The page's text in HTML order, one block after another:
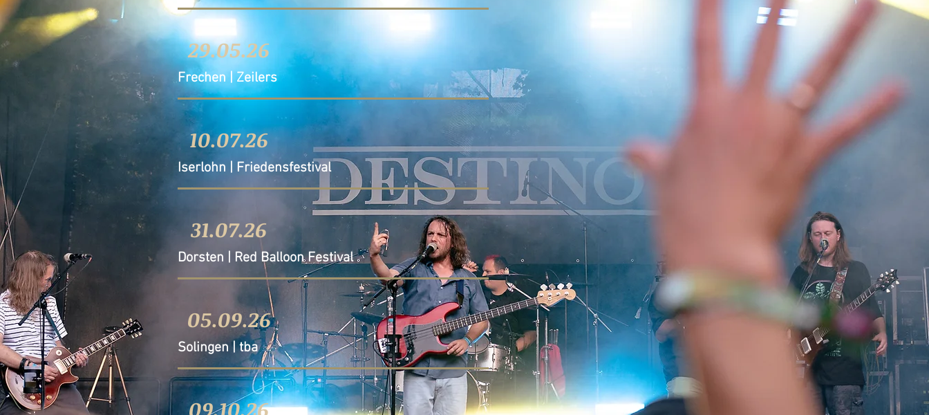
29.05.26
Frechen | Zeilers
10.07.26
Iserlohn | Friedensfestival
31.07.26
Dorsten | Red Balloon Festival
05.09.26
Solingen | tba
09.10.26